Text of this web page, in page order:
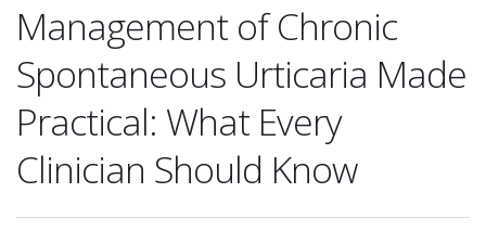
Management of Chronic
Spontaneous Urticaria Made
Practical: What Every
Clinician Should Know